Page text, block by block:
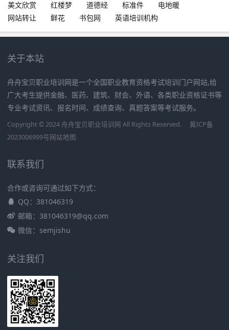
美文欣赏
红楼梦 道德经 标准件
电地暖
网站转让
鲜花 书包网 英语培训机构
关于本站
舟舟宝贝职业培训网是一个全国职业教育资格考试培训门户网站,给
广大考生提供金融、医药、建筑、财会、外语、各类职业资格证书等
专业考试资讯、报名时间、成绩查询、真题答案等考试服务。
Copyright © 2024 舟舟宝贝职业培训网 All Rights Reserved.
冀ICP备
2023006999号网站地图
联系我们
合作或咨询可通过如下方式：
QQ：381046319
邮箱：381046319@qq.com
微信：semjishu
关注我们